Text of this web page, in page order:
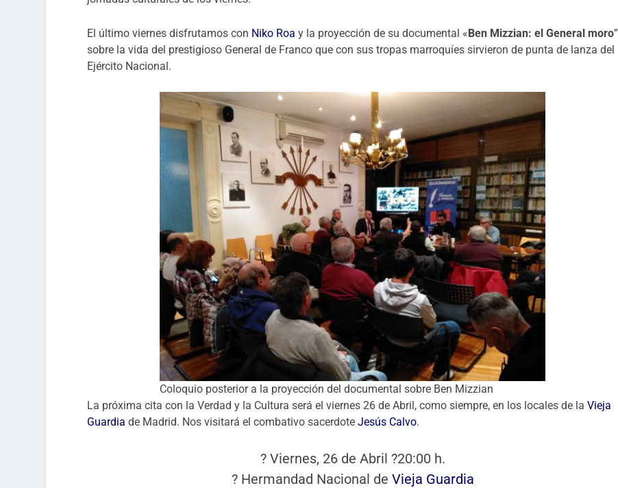
El último viernes disfrutamos con Niko Roa y la proyección de su documental «Ben Mizzian: el General moro”
sobre la vida del prestigioso General de Franco que con sus tropas marroquíes sirvieron de punta de lanza del
Ejército Nacional.
Coloquio posterior a la proyección del documental sobre Ben Mizzian
La próxima cita con la Verdad y la Cultura será el viernes 26 de Abril, como siempre, en los locales de laVieja
Guardia de Madrid. Nos visitará el combativo sacerdoteJesús Calvo.
? Viernes, 26 de Abril ?20:00 h.
? Hermandad Nacional de Vieja Guardia